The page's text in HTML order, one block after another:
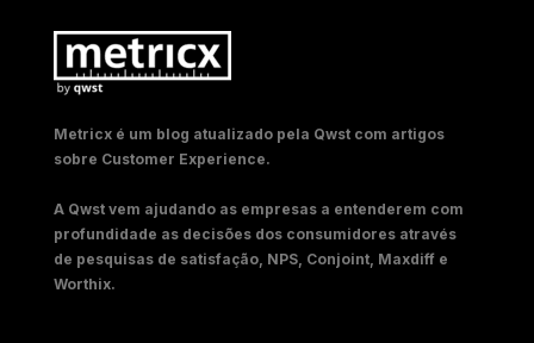
Metricx é um blog atualizado pela Qwst com artigos
sobre Customer Experience.
A Qwst vem ajudando as empresas a entenderem com
profundidade as decisões dos consumidores através
de pesquisas de satisfação, NPS, Conjoint, Maxdiff e
Worthix.